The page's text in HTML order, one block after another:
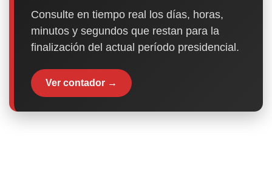
Consulte en tiempo real los días, horas,
minutos y segundos que restan para la
finalización del actual período presidencial.
Ver contador →